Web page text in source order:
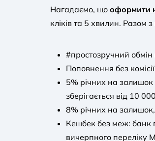
Нагадаємо, що оформити
кліків та 5 хвилин. Разом
#простозручний
Поповнення без
5% річних на залишок
зберігається від 10
8% річних на
Кешбек без меж: банк
вичерпного переліку